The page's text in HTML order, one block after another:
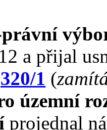
právní
a přijal
320/1 (
územní
projednal